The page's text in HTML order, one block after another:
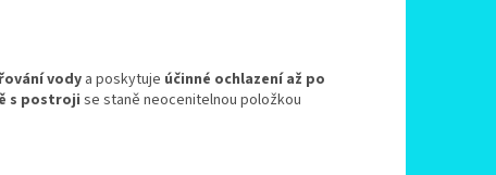
vody a poskytuje účinné ochlazení až po
s postroji se staně neocenitelnou položkou